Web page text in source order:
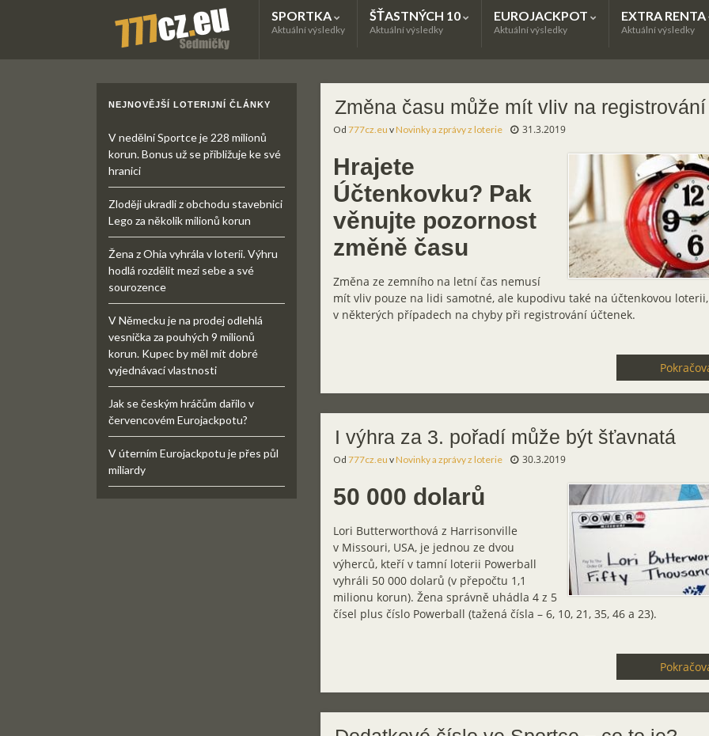
SPORTKA
Aktuální výsledky
ŠŤASTNÝCH 10
Aktuální výsledky
EUROJACKPOT
Aktuální výsledky
EXTRA RENTA
Aktuální výsledky
Změna času může mít vliv na
Od 777cz.eu vNovinky a zprávy z loterie 31.3.2019
Hrajete
Účtenkovku? Pak
věnujte pozornost
změně času
Změna ze zemního na letní čas nemusí
mít vliv pouze na lidi samotné, ale kupodivu také na účtenkovou
v některých případech na chyby při registrování účtenek.
I výhra za 3. pořadí může být šťavnatá
Od 777cz.eu vNovinky a zprávy z loterie 30.3.2019
50 000 dolarů
Lori Butterworthová z Harrisonville
v Missouri, USA, je jednou ze dvou
výherců, kteří v tamní loterii Powerball
vyhráli 50 000 dolarů (v přepočtu 1,1
milionu korun). Žena správně uhádla 4 z 5
čísel plus číslo Powerball (tažená čísla – 6, 10, 21, 35, 46 a 23).
NEJNOVĚJŠÍ LOTERIJNÍ ČLÁNKY
V nedělní Sportce je 228 milionů
korun. Bonus už se přibližuje ke své
hranici
Zloději ukradli z obchodu stavebnici
Lego za několik milionů korun
Žena z Ohia vyhrála v loterii. Výhru
hodlá rozdělit mezi sebe a své
sourozence
V Německu je na prodej odlehlá
vesnička za pouhých 9 milionů
korun. Kupec by měl mít dobré
vyjednávací vlastnosti
Jak se českým hráčům dařilo v
červencovém Eurojackpotu?
V úterním Eurojackpotu je přes půl
miliardy